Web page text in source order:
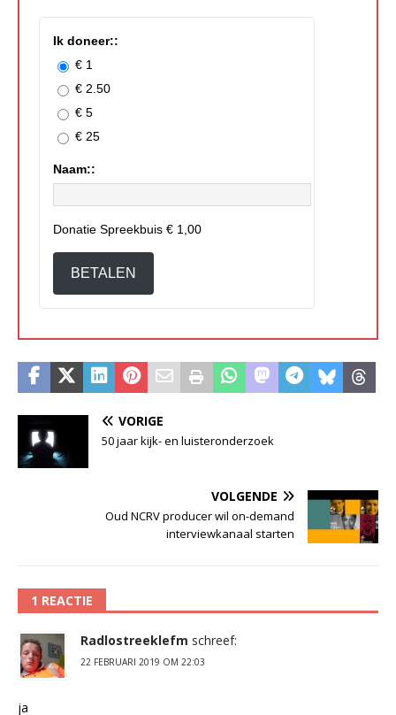
Ik doneer::
€ 1
€ 2.50
€ 5
€ 25
Naam::
Donatie Spreekbuis € 1,00
BETALEN
VORIGE
50 jaar kijk- en luisteronderzoek
VOLGENDE
Oud NCRV producer wil on-demand
interviewkanaal starten
1 REACTIE
Radlostreeklefm schreef:
22 FEBRUARI 2019 OM 22:03
ja